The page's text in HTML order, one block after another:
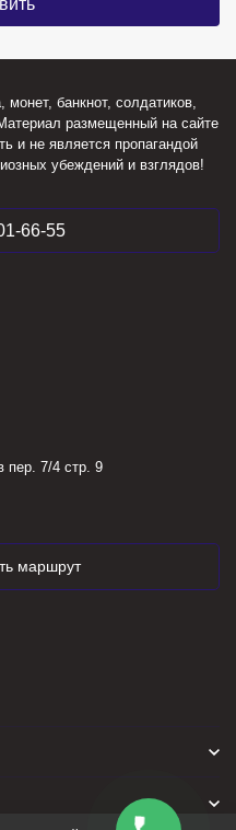
банкнот, солдатиков,
размещенный на сайте
и не является пропагандой
убеждений и взглядов!
66-55
пер. 7/4 стр. 9
маршрут